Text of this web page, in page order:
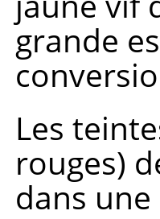
grande
Les
rouges)
dans